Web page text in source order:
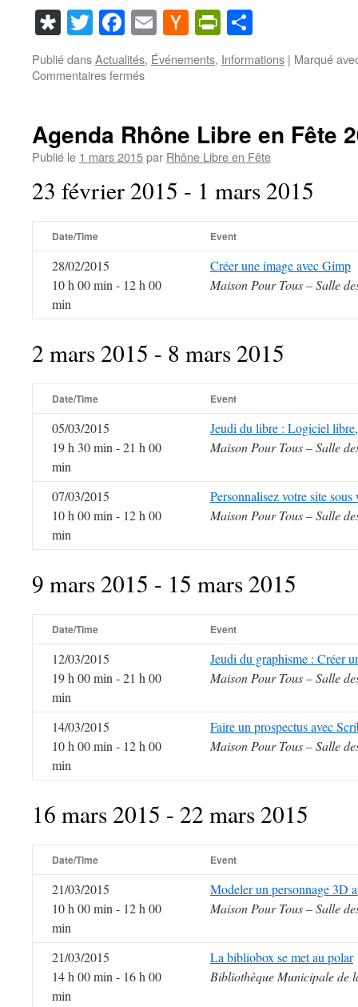
Diaspora
TwitterFacebook
EmailHacker
News
PrintFriendly
Publié dansActualités, Événements, Informations | Marqué
Commentaires ferméssur
Libre
en
Fête
dans
le
Rhône
Agenda Rhône Libre en Fête
Publié le 1 mars 2015par Rhône Libre en Fête
23 février 2015 - 1 mars 2015
Date/Time Event
28/02/2015
10 h 00 min - 12 h 00
min
Créer une image avec Gimp
Maison Pour Tous – Salle
2 mars 2015 - 8 mars 2015
Date/Time Event
05/03/2015
19 h 30 min - 21 h 00
min
Jeudi du libre : Logiciel
Maison Pour Tous – Salle
07/03/2015
10 h 00 min - 12 h 00
min
Personnalisez votre site sous
Maison Pour Tous – Salle
9 mars 2015 - 15 mars 2015
Date/Time Event
12/03/2015
19 h 00 min - 21 h 00
min
Jeudi du graphisme : Créer
Maison Pour Tous – Salle
14/03/2015
10 h 00 min - 12 h 00
min
Faire un prospectus avec
Maison Pour Tous – Salle
16 mars 2015 - 22 mars 2015
Date/Time Event
21/03/2015
10 h 00 min - 12 h 00
min
Modeler un personnage 3D
Maison Pour Tous – Salle
21/03/2015
14 h 00 min - 16 h 00
min
La bibliobox se met au polar
Bibliothèque Municipale de